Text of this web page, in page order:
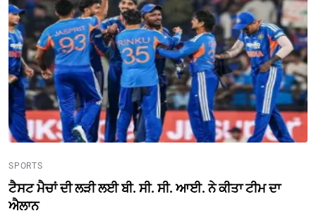
SPORTS
ਟੈਸਟ ਮੈਚਾਂ ਦੀ ਲੜੀ ਲਈ ਬੀ. ਸੀ. ਸੀ. ਆਈ. ਨੇ ਕੀਤਾ ਟੀਮ ਦਾ
ਐਲਾਨ